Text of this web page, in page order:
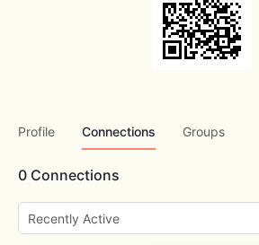
Profile Connections Groups
0 Connections
Show: